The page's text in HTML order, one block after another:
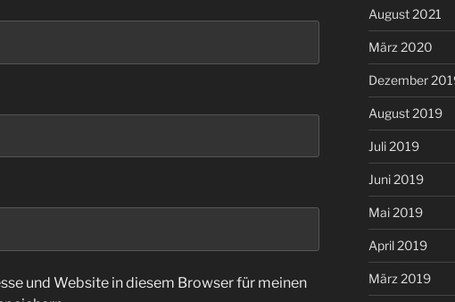
und Website in diesem Browser für meinen
August 2021
März 2020
Dezember
August 2019
Juli 2019
Juni 2019
Mai 2019
April 2019
März 2019